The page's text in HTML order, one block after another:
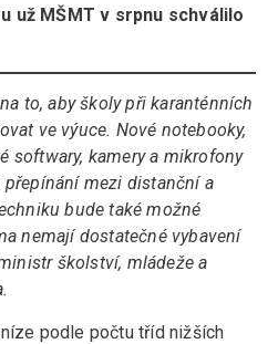
už MŠMT v srpnu schválilo
to, aby školy při karanténních
ve výuce. Nové notebooky,
softwary, kamery a mikrofony
mezi distanční a
bude také možné
nemají dostatečné vybavení
školství, mládeže a
podle počtu tříd nižších